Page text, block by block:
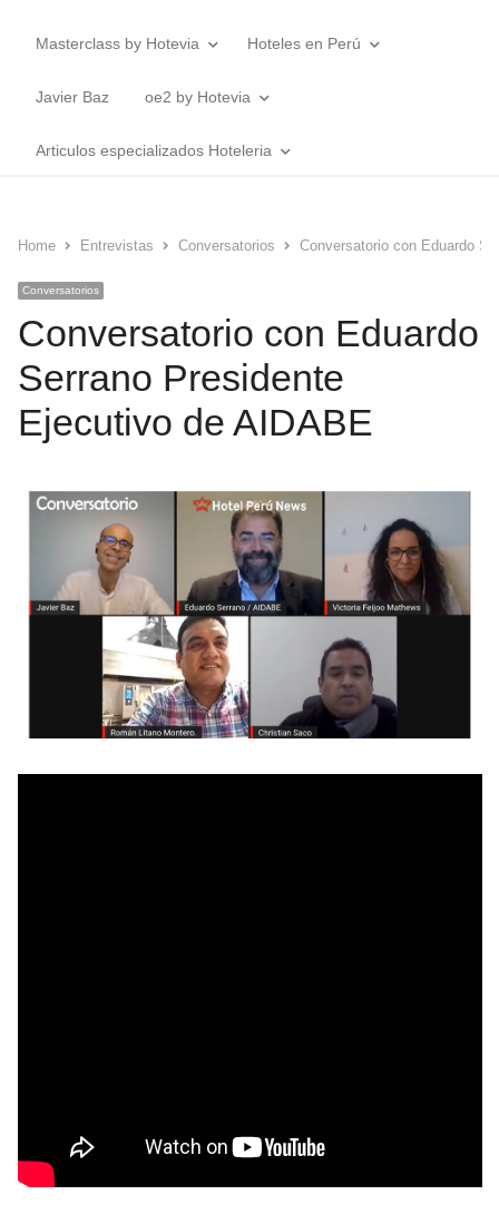
Masterclass by Hotevia Hoteles en Perú
Javier Baz oe2 by Hotevia
Articulos especializados Hoteleria
Home Entrevistas Conversatorios Conversatorio con Eduardo
Conversatorios
Conversatorio con Eduardo
Serrano Presidente
Ejecutivo de AIDABE